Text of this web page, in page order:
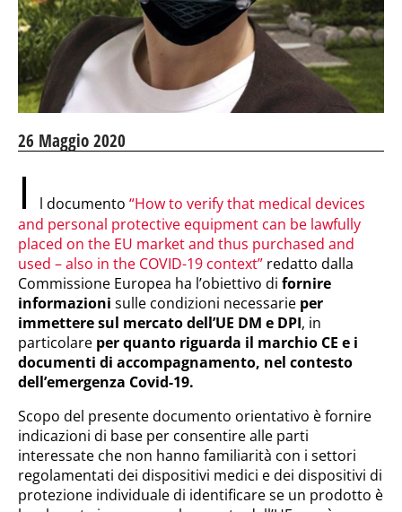
26 Maggio 2020
I l documento “How to verify that medical devices
and personal protective equipment can be lawfully
placed on the EU market and thus purchased and
used – also in the COVID-19 context” redatto dalla
Commissione Europea ha l’obiettivo di fornire
informazioni sulle condizioni necessarie per
immettere sul mercato dell’UE DM e DPI, in
particolare per quanto riguarda il marchio CE e i
documenti di accompagnamento, nel contesto
dell’emergenza Covid-19.
Scopo del presente documento orientativo è fornire
indicazioni di base per consentire alle parti
interessate che non hanno familiarità con i settori
regolamentati dei dispositivi medici e dei dispositivi di
protezione individuale di identificare se un prodotto è